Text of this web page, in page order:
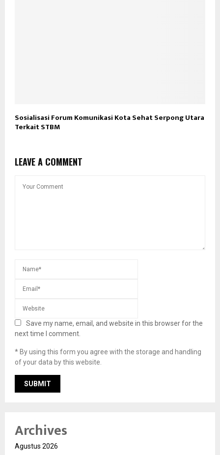
Sosialisasi Forum Komunikasi Kota Sehat Serpong Utara
Terkait STBM
LEAVE A COMMENT
Save my name, email, and website in this browser for the
next time I comment.
* By using this form you agree with the storage and handling
of your data by this website.
Archives
Agustus 2026